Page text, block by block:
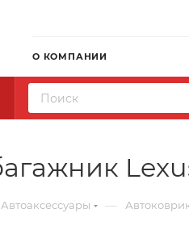
О КОМПАНИИ
Автоаксессуары —